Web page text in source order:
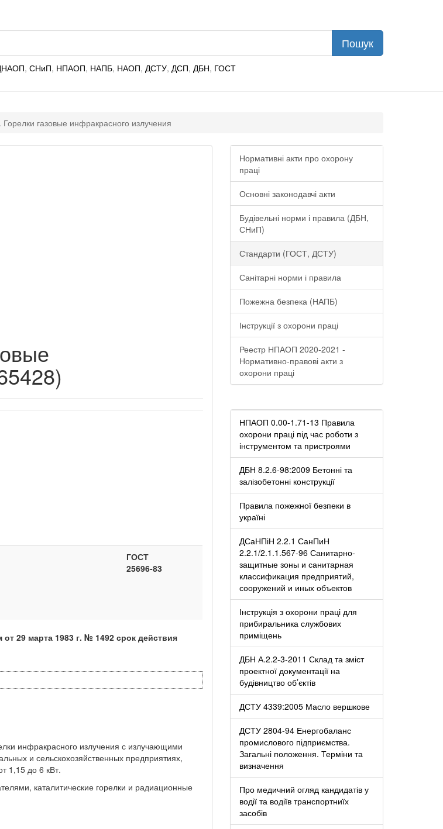
, СНиП, НПАОП, НАПБ, НАОП, ДСТУ, ДСП, ДБН, ГОСТ
газовые инфракрасного излучения
ГОСТ
25696-83
29 марта 1983 г. № 1492 срок действия
инфракрасного излучения с излучающими
и сельскохозяйственных предприятиях,
1,15 до 6 кВт.
каталитические горелки и радиационные
Нормативні акти про охорону
праці
Основні законодавчі акти
Будівельні норми і правила (ДБН,
СНиП)
Стандарти (ГОСТ, ДСТУ)
Санітарні норми і правила
Пожежна безпека (НАПБ)
Інструкції з охорони праці
Реестр НПАОП 2020-2021 -
Нормативно-правові акти з
охорони праці
НПАОП 0.00-1.71-13 Правила
охорони праці під час роботи з
інструментом та пристроями
ДБН 8.2.6-98:2009 Бетонні та
залізобетонні конструкції
Правила пожежної безпеки в
україні
ДСаНПіН 2.2.1 СанПиН
2.2.1/2.1.1.567-96 Санитарно-
защитные зоны и санитарная
классификация предприятий,
сооружений и иных объектов
Інструкція з охорони праці для
прибиральника службових
приміщень
ДБН А.2.2-3-2011 Склад та зміст
проектної документації на
будівництво об’єктів
ДСТУ 4339:2005 Масло вершкове
ДСТУ 2804-94 Енергобаланс
промислового підприємства.
Загальні положення. Терміни та
визначення
Про медичний огляд кандидатів у
водії та водіїв транспортниїх
засобів